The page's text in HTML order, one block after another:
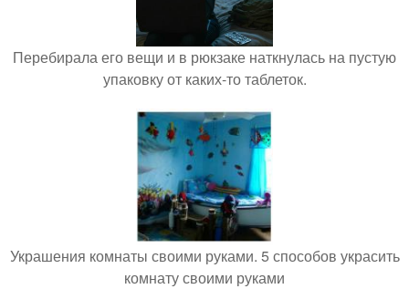
Перебирала его вещи и в рюкзаке наткнулась на пустую
упаковку от каких-то таблеток.
Украшения комнаты своими руками. 5 способов украсить
комнату своими руками